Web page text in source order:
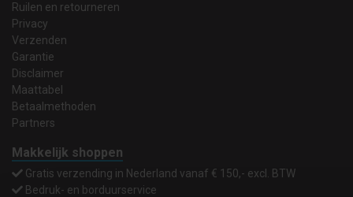
Ruilen en retourneren
Privacy
Verzenden
Garantie
Disclaimer
Maattabel
Betaalmethoden
Partners
Makkelijk shoppen
Gratis verzending in Nederland vanaf € 150,- excl. BTW
Bedruk- en borduurservice